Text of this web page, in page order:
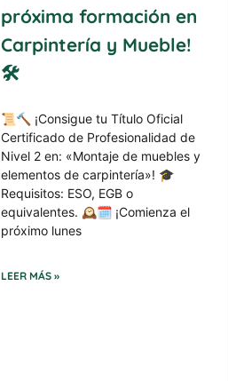
próxima formación en
Carpintería y Mueble!
🛠
📜🔨 ¡Consigue tu Título Oficial
Certificado de Profesionalidad de
Nivel 2 en: «Montaje de muebles y
elementos de carpintería»! 🎓
Requisitos: ESO, EGB o
equivalentes. 🕰🗓 ¡Comienza el
próximo lunes
LEER MÁS »